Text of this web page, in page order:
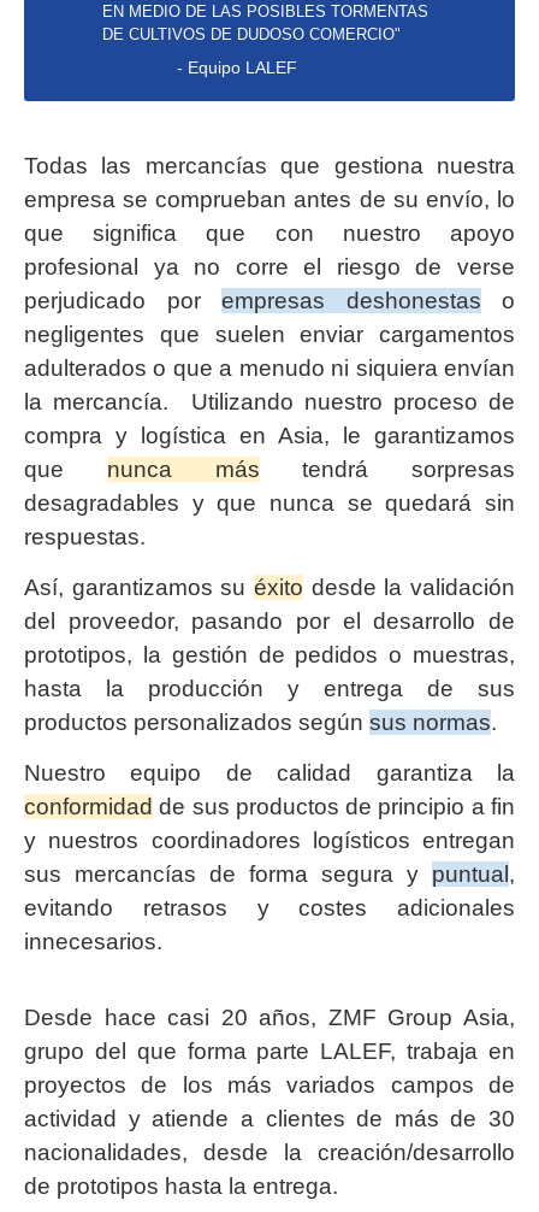
EN MEDIO DE LAS POSIBLES TORMENTAS
DE CULTIVOS DE DUDOSO COMERCIO"
- Equipo LALEF
Todas las mercancías que gestiona nuestra
empresa se comprueban antes de su envío, lo
que significa que con nuestro apoyo
profesional ya no corre el riesgo de verse
perjudicado por empresas deshonestas o
negligentes que suelen enviar cargamentos
adulterados o que a menudo ni siquiera envían
la mercancía. Utilizando nuestro proceso de
compra y logística en Asia, le garantizamos
que nunca más tendrá sorpresas
desagradables y que nunca se quedará sin
respuestas.
Así, garantizamos su éxito desde la validación
del proveedor, pasando por el desarrollo de
prototipos, la gestión de pedidos o muestras,
hasta la producción y entrega de sus
productos personalizados según sus normas.
Nuestro equipo de calidad garantiza la
conformidad de sus productos de principio a fin
y nuestros coordinadores logísticos entregan
sus mercancías de forma segura y puntual ,
evitando retrasos y costes adicionales
innecesarios.
Desde hace casi 20 años, ZMF Group Asia,
grupo del que forma parte LALEF, trabaja en
proyectos de los más variados campos de
actividad y atiende a clientes de más de 30
nacionalidades, desde la creación/desarrollo
de prototipos hasta la entrega.